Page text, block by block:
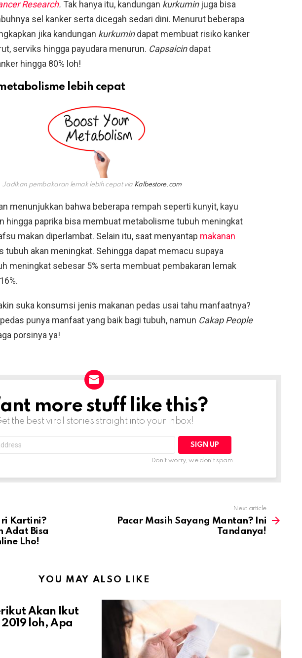
Research. Tak hanya itu, kandungan kurkumin juga bisa
sel kanker serta dicegah sedari dini. Menurut beberapa
jika kandungan kurkumindapat membuat risiko kanker
serviks hingga payudara menurun. Capsaicindapat
hingga 80% loh!
lebih cepat
Jadikan pembakaran lemak lebih cepat via Kalbestore.com
menunjukkan bahwa beberapa rempah seperti kunyit, kayu
hingga paprika bisa membuat metabolisme tubuh meningkat
makan diperlambat. Selain itu, saat menyantap makanan
tubuh akan meningkat. Sehingga dapat memacu supaya
meningkat sebesar 5% serta membuat pembakaran lemak
suka konsumsi jenis makanan pedas usai tahu manfaatnya?
punya manfaat yang baik bagi tubuh, namun Cakap People
porsinya ya!
more stuff like this?
the best viral stories straight into your inbox!
Don't worry, we don't spam
Kartini?
Adat Bisa
Lho!
Next article
Pacar Masih Sayang Mantan? Ini
Tandanya!
YOU MAY ALSO LIKE
Akan Ikut
loh, Apa